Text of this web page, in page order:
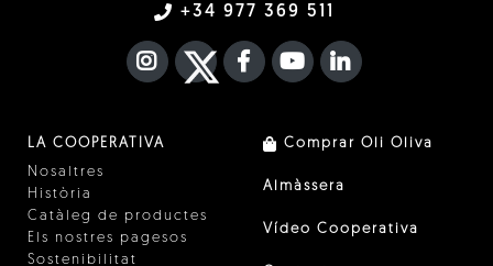
+34 977 369 511
INSTAGRAM
TWITTER
FACEBOOK F
YOUTUBEFA LINKEDIN
LA COOPERATIVA
Nosaltres
Història
Catàleg de productes
Els nostres pagesos
Sostenibilitat
Comprar Oli Oliva
Almàssera
Vídeo Cooperativa